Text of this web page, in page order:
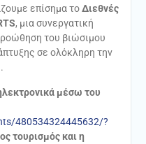
επίσημα τοΔιεθνές
, μια συνεργατική
του βιώσιμου
σε ολόκληρη την
μέσω του
480534324445632/?
τουρισμός και η